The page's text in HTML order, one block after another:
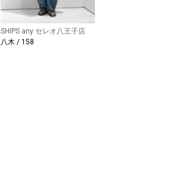
SHIPS any セレオ八王子店
八木 / 158